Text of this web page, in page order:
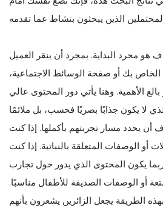
هو مجرد البداية. بمجرد أن ينقر العميل
بك أو صفحة الوسائط الاجتماعية،
الأهمية. وهنا يأتي دور المحتوى عالي
لا يكون جذابًا بصريًا فحسب، بل ملائمًا
يحدد مسار تجربتهم بأكملها. إذا كنت
أو الوصفات المتعلقة بالنباتية. إذا كنت
يكون المحتوى الذي يدور حول تجارب
أو الوصفات الصديقة للأطفال مناسبًا.
الطريقة يجعل الزائرين يشعرون بأنهم